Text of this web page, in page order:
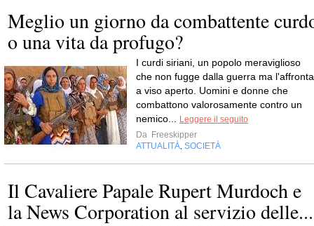
Meglio un giorno da combattente
o una vita da profugo?
I curdi siriani, un popolo meraviglioso
che non fugge dalla guerra ma l'affronta
a viso aperto. Uomini e donne che
combattono valorosamente contro un
nemico...
Leggere il seguito
Da Freeskipper
ATTUALITÀ SOCIETÀ
Il Cavaliere Papale Rupert Murdoch e
la News Corporation al servizio delle...